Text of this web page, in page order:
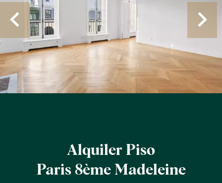
Alquiler Piso
Paris 8ème Madeleine